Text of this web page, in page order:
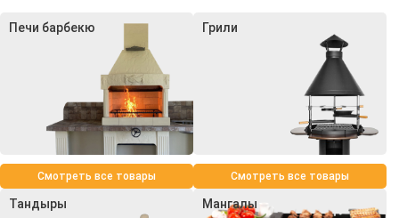
Печи барбекю
Смотреть все товары
Грили
Смотреть все товары
Тандыры Мангалы